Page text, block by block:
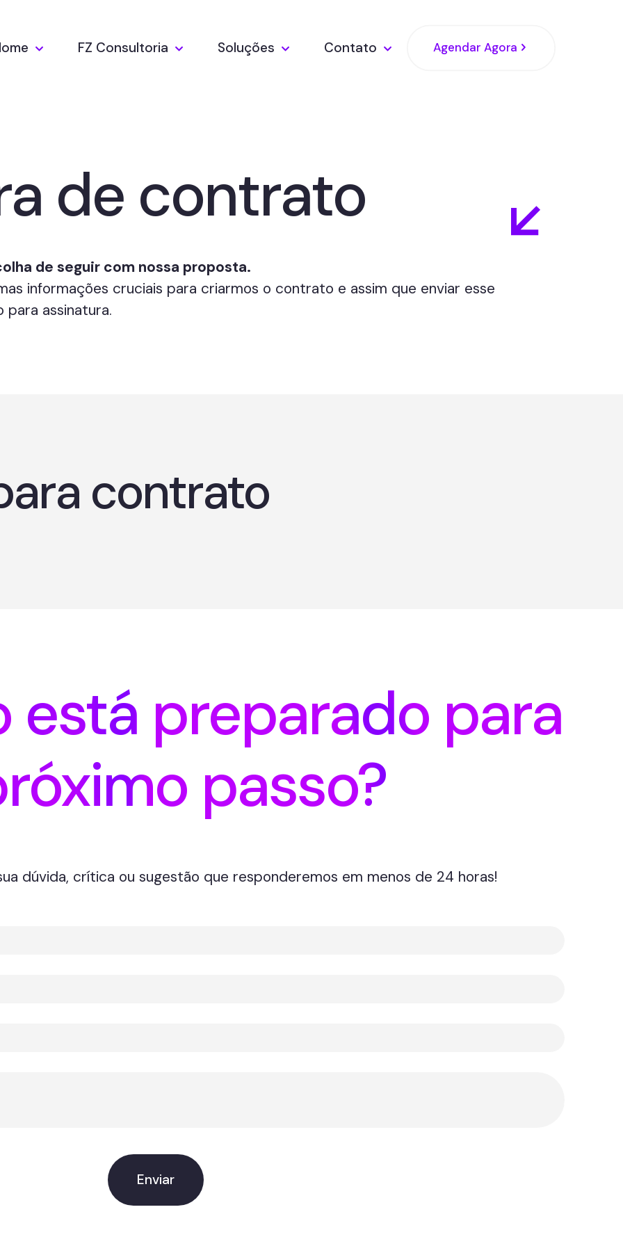
FZ Consultoria Soluções Contato Agendar Agora
de contrato
de seguir com nossa proposta.
informações cruciais para criarmos o contrato e assim que enviar esse
assinatura.
contrato
está preparado para
passo?
dúvida, crítica ou sugestão que responderemos em menos de 24 horas!